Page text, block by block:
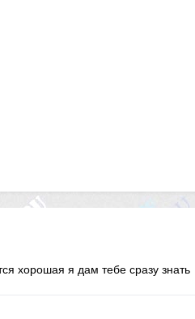
хорошая я дам тебе сразу знать